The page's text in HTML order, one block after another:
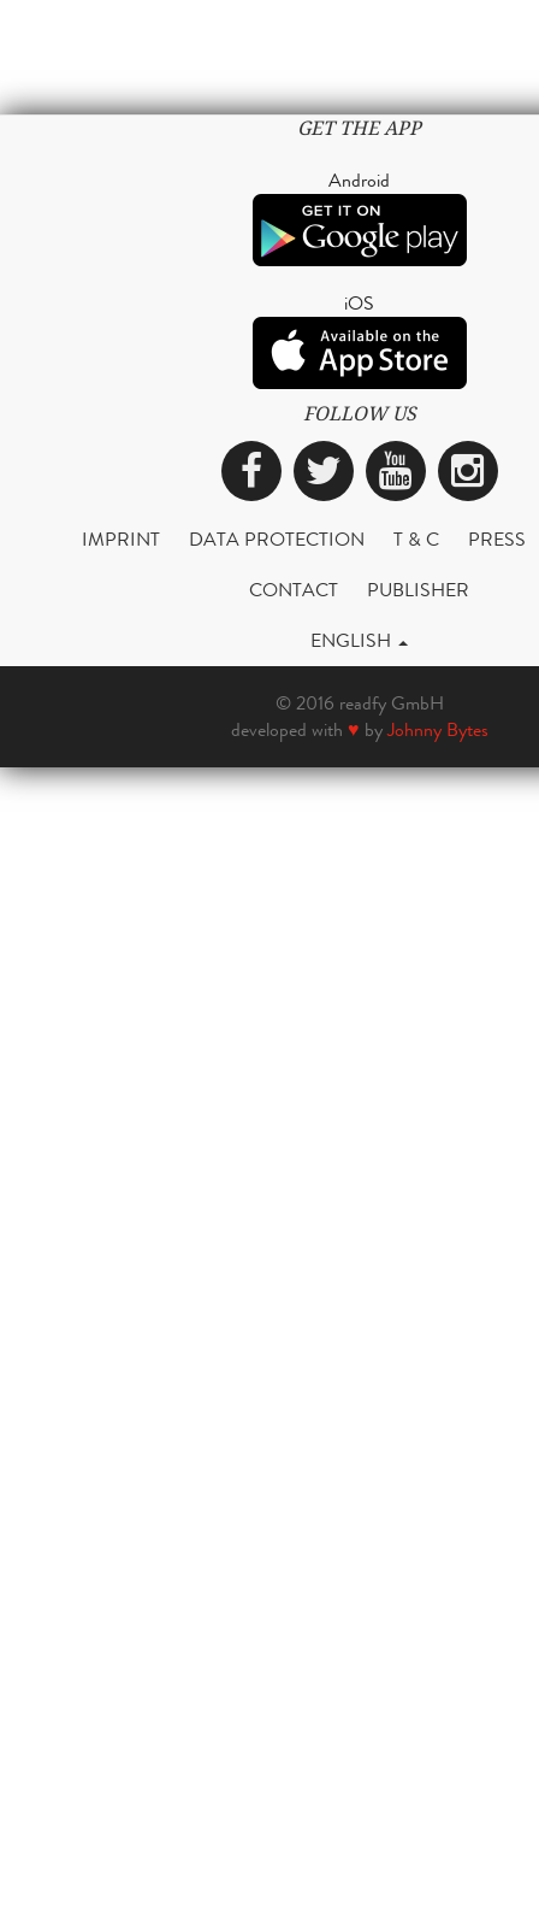
GET THE APP
Android
iOS
FOLLOW US
Facebook
Twitter
IMPRINT DATA PROTECTION T & C
PRESS
CONTACT
PUBLISHER
ENGLISH
© 2016 readfy GmbH
developed with ♥ byJohnny Bytes